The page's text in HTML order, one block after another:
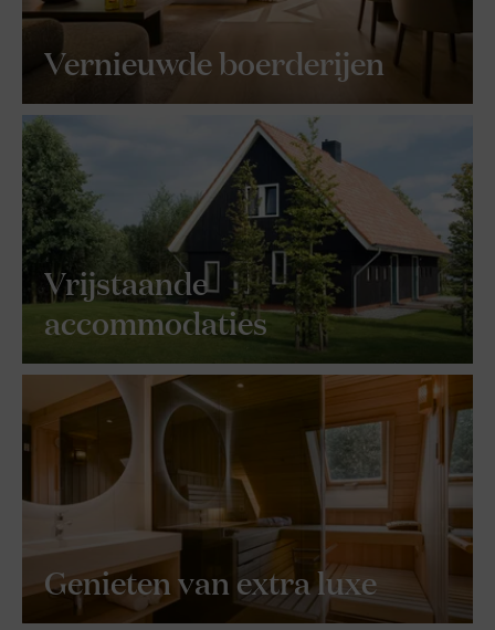
Vernieuwde boerderijen
Vrijstaande
accommodaties
Genieten van extra luxe